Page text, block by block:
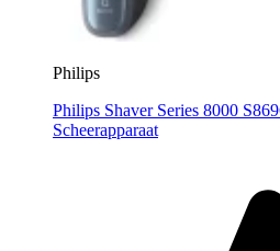
Philips
Philips Shaver Series 8000
Scheerapparaat